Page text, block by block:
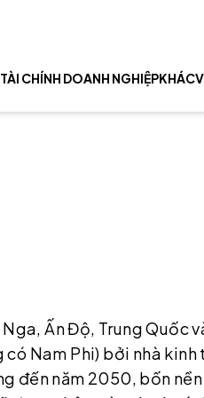
TÀI CHÍNH DOANH NGHIỆPKHÁC
Ấn Độ, Trung Quốc
Nam Phi) bởi nhà kinh
đến năm 2050, bốn